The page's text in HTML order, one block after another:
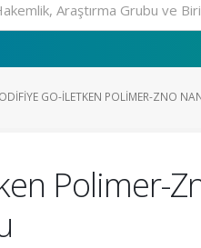
GO-İLETKEN POLIMER-ZNO
Polimer-